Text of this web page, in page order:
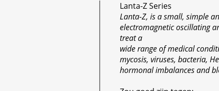
Lanta-Z Series
Lanta-Z, is a small, simple
electromagnetic oscillating
treat a
wide range of medical
mycosis, viruses, bacteria,
hormonal imbalances and